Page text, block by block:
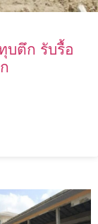
บตึก รับรื้อ